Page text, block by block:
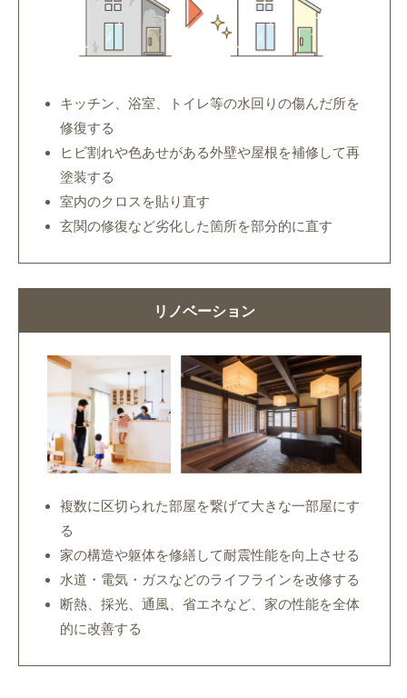
キッチン、浴室、トイレ等の水回りの傷んだ所を
修復する
ヒビ割れや色あせがある外壁や屋根を補修して再
塗装する
室内のクロスを貼り直す
玄関の修復など劣化した箇所を部分的に直す
リノベーション
複数に区切られた部屋を繋げて大きな一部屋にす
る
家の構造や躯体を修繕して耐震性能を向上させる
水道・電気・ガスなどのライフラインを改修する
断熱、採光、通風、省エネなど、家の性能を全体
的に改善する